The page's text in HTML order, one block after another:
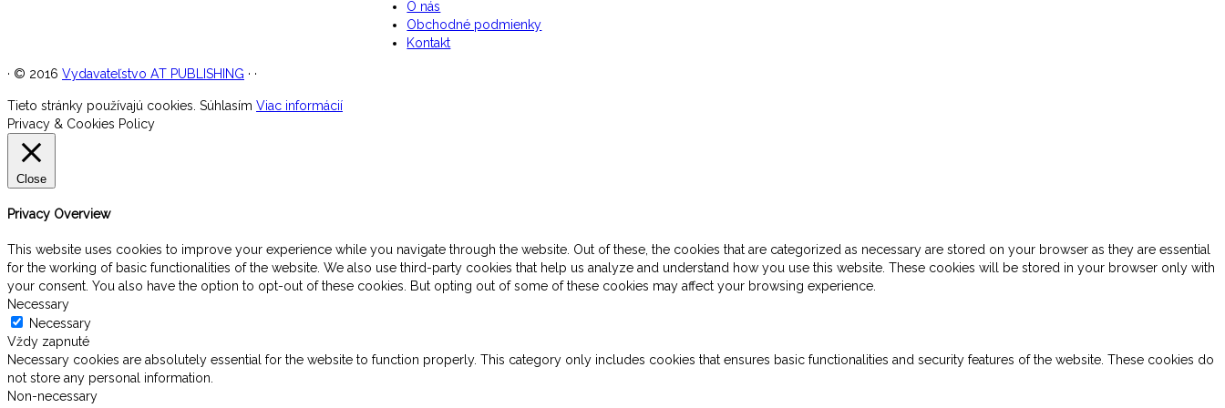
O nás
Obchodné podmienky
Kontakt
· © 2016 Vydavateľstvo AT PUBLISHING · ·
Tieto stránky používajú cookies. Súhlasím Viac informácií
Privacy & Cookies Policy
Close
Privacy Overview
This website uses cookies to improve your experience while you navigate through the website. Out of these, the cookies that are categorized as necessary are stored on your browser as they are essential
for the working of basic functionalities of the website. We also use third-party cookies that help us analyze and understand how you use this website. These cookies will be stored in your browser only with
your consent. You also have the option to opt-out of these cookies. But opting out of some of these cookies may affect your browsing experience.
Necessary
Necessary
Vždy zapnuté
Necessary cookies are absolutely essential for the website to function properly. This category only includes cookies that ensures basic functionalities and security features of the website. These cookies do
not store any personal information.
Non-necessary